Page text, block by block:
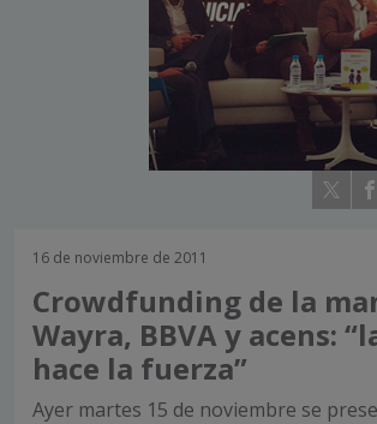
16 de noviembre de 2011
Crowdfunding de la
Wayra, BBVA y acens:
hace la fuerza”
Ayer martes 15 de noviembre se